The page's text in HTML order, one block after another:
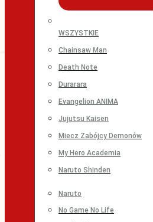
WSZYSTKIE
Chainsaw Man
Death Note
Durarara
Evangelion ANIMA
Jujutsu Kaisen
Miecz Zabójcy Demonów
My Hero Academia
Naruto Shinden
Naruto
No Game No Life